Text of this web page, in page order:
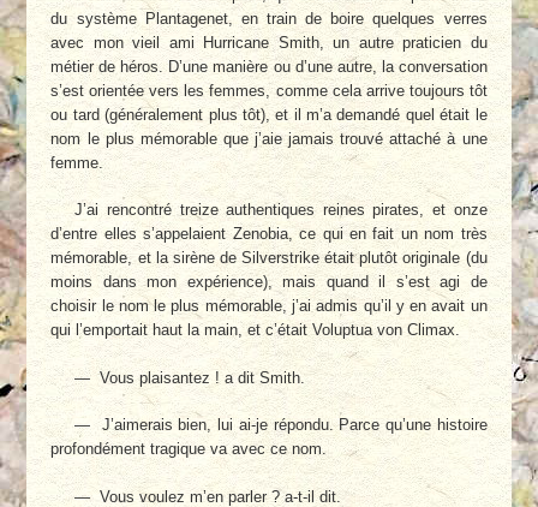
du système Plantagenet, en train de boire quelques verres
avec mon vieil ami Hurricane Smith, un autre praticien du
métier de héros. D’une manière ou d’une autre, la conversation
s’est orientée vers les femmes, comme cela arrive toujours tôt
ou tard (généralement plus tôt), et il m’a demandé quel était le
nom le plus mémorable que j’aie jamais trouvé attaché à une
femme.
J’ai rencontré treize authentiques reines pirates, et onze
d’entre elles s’appelaient Zenobia, ce qui en fait un nom très
mémorable, et la sirène de Silverstrike était plutôt originale (du
moins dans mon expérience), mais quand il s’est agi de
choisir le nom le plus mémorable, j’ai admis qu’il y en avait un
qui l’emportait haut la main, et c’était Voluptua von Climax.
— Vous plaisantez ! a dit Smith.
— J’aimerais bien, lui ai-je répondu. Parce qu’une histoire
profondément tragique va avec ce nom.
— Vous voulez m’en parler ? a-t-il dit.